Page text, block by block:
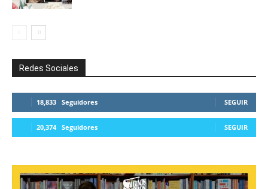
Redes Sociales
18,833 Seguidores SEGUIR
20,374 Seguidores SEGUIR